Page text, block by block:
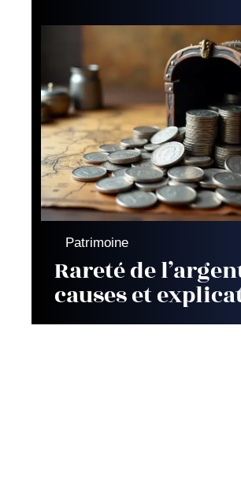
Patrimoine
Rareté de
causes et